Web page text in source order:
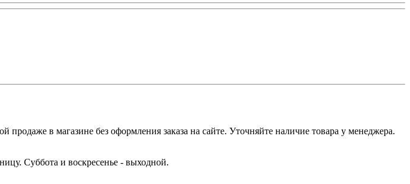
продаже в магазине без оформления заказа на сайте. Уточняйте наличие товара у менеджера.
Суббота и воскресенье - выходной.